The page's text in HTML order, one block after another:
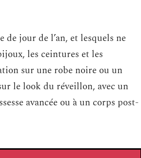
de jour de l’an, et lesquels ne
les ceintures et les
sur une robe noire ou un
le look du réveillon, avec un
avancée ou à un corps post-